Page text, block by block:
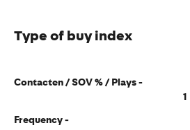
Type of buy index
Contacten / SOV % / Plays -
1
Frequency -